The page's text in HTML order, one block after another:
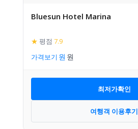
Bluesun Hotel Marina
★ 평점 7.9
가격보기
최저가확인
여행객 이용후기